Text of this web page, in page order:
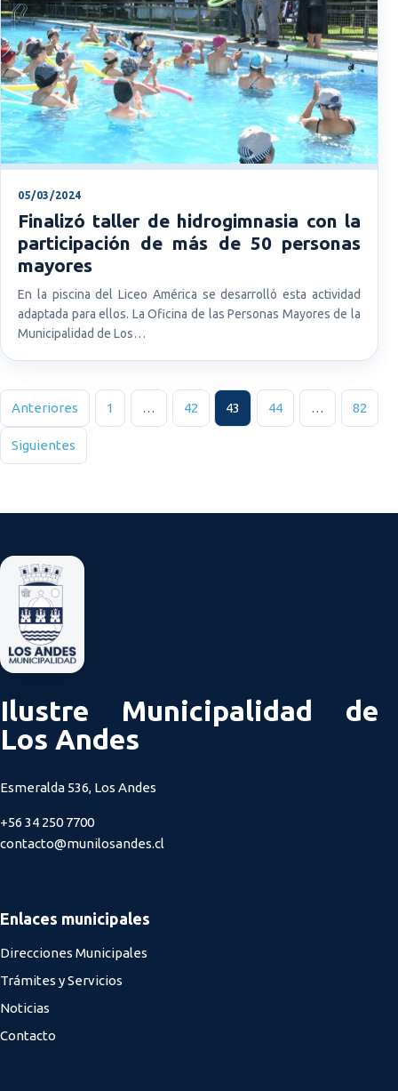
05/03/2024
Finalizó taller de hidrogimnasia con la
participación de más de 50 personas
mayores
En la piscina del Liceo América se desarrolló esta actividad
adaptada para ellos. La Oficina de las Personas Mayores de la
Municipalidad de Los…
Paginación de entradas
Anteriores 1 … 42 43 44 … 82
Siguientes
Ilustre Municipalidad de
Los Andes
Esmeralda 536, Los Andes
+56 34 250 7700
contacto@munilosandes.cl
Enlaces municipales
Direcciones Municipales
Trámites y Servicios
Noticias
Contacto